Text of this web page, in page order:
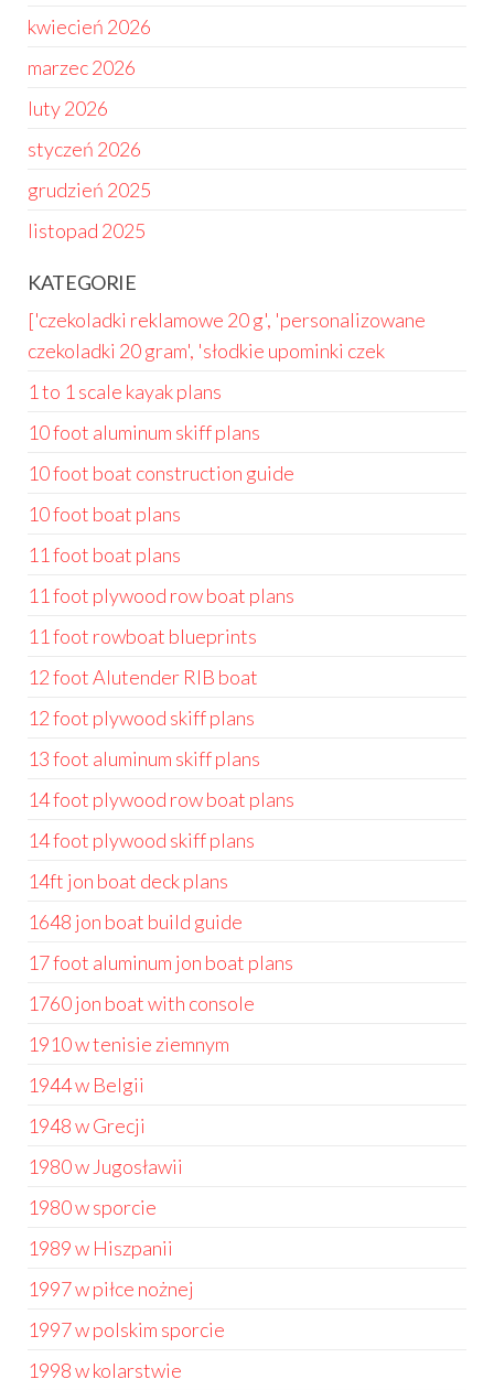
kwiecień 2026
marzec 2026
luty 2026
styczeń 2026
grudzień 2025
listopad 2025
KATEGORIE
['czekoladki reklamowe 20 g', 'personalizowane
czekoladki 20 gram', 'słodkie upominki czek
1 to 1 scale kayak plans
10 foot aluminum skiff plans
10 foot boat construction guide
10 foot boat plans
11 foot boat plans
11 foot plywood row boat plans
11 foot rowboat blueprints
12 foot Alutender RIB boat
12 foot plywood skiff plans
13 foot aluminum skiff plans
14 foot plywood row boat plans
14 foot plywood skiff plans
14ft jon boat deck plans
1648 jon boat build guide
17 foot aluminum jon boat plans
1760 jon boat with console
1910 w tenisie ziemnym
1944 w Belgii
1948 w Grecji
1980 w Jugosławii
1980 w sporcie
1989 w Hiszpanii
1997 w piłce nożnej
1997 w polskim sporcie
1998 w kolarstwie